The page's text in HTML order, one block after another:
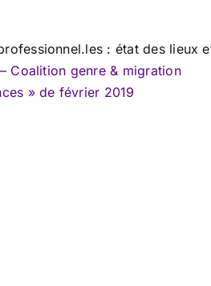
: état des lieux
Coalition genre & migration
» de février 2019